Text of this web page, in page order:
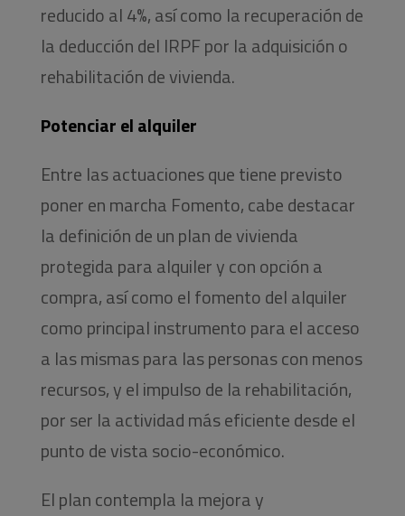
reducido al 4%, así como la recuperación de
la deducción del IRPF por la adquisición o
rehabilitación de vivienda.
Potenciar el alquiler
Entre las actuaciones que tiene previsto
poner en marcha Fomento, cabe destacar
la definición de un plan de vivienda
protegida para alquiler y con opción a
compra, así como el fomento del alquiler
como principal instrumento para el acceso
a las mismas para las personas con menos
recursos, y el impulso de la rehabilitación,
por ser la actividad más eficiente desde el
punto de vista socio-económico.
El plan contempla la mejora y